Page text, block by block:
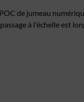
de jumeau
à l'échelle est